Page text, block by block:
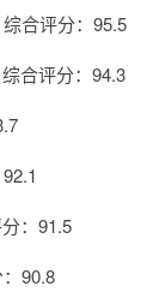
合评分：95.5
合评分：94.3
：91.5
90.8